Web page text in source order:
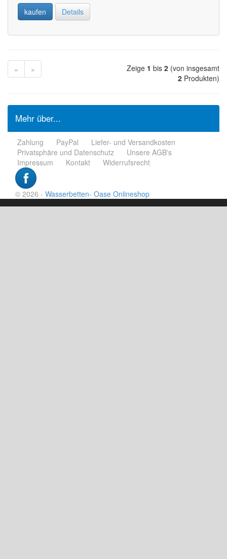
kaufen Details
« » Zeige 1 bis 2 (von insgesamt
2 Produkten)
Mehr über...
Zahlung PayPal
Liefer- und Versandkosten
Privatsphäre und Datenschutz
Unsere AGB's
Impressum
Kontakt Widerrufsrecht
© 2026 - Wasserbetten- Oase Onlineshop